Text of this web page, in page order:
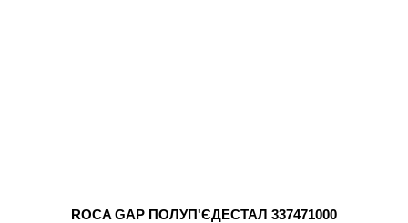
ROCA GAP ПОЛУП'ЄДЕСТАЛ 337471000